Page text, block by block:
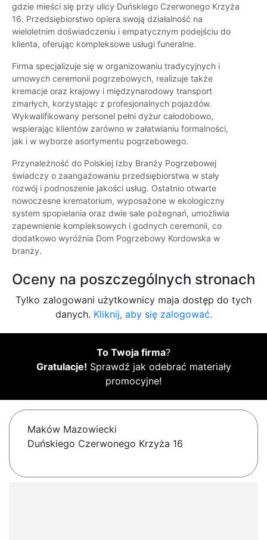
gdzie mieści się przy ulicy Duńskiego Czerwonego Krzyża
16. Przedsiębiorstwo opiera swoją działalność na
wieloletnim doświadczeniu i empatycznym podejściu do
klienta, oferując kompleksowe usługi funeralne.
Firma specjalizuje się w organizowaniu tradycyjnych i
urnowych ceremonii pogrzebowych, realizuje także
kremacje oraz krajowy i międzynarodowy transport
zmarłych, korzystając z profesjonalnych pojazdów.
Wykwalifikowany personel pełni dyżur całodobowo,
wspierając klientów zarówno w załatwianiu formalności,
jak i w wyborze asortymentu pogrzebowego.
Przynależność do Polskiej Izby Branży Pogrzebowej
świadczy o zaangażowaniu przedsiębiorstwa w stały
rozwój i podnoszenie jakości usług. Ostatnio otwarte
nowoczesne krematorium, wyposażone w ekologiczny
system spopielania oraz dwie sale pożegnań, umożliwia
zapewnienie kompleksowych i godnych ceremonii, co
dodatkowo wyróżnia Dom Pogrzebowy Kordowska w
branży.
Oceny na poszczególnych stronach
Tylko zalogowani użytkownicy maja dostęp do tych
danych. Kliknij, aby się zalogować.
To Twoja firma?
Gratulacje! Sprawdź jak odebrać materiały
promocyjne!
Maków Mazowiecki
Duńskiego Czerwonego Krzyża 16